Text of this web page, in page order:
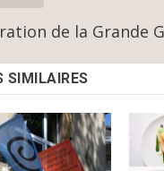
de la Grande
SIMILAIRES